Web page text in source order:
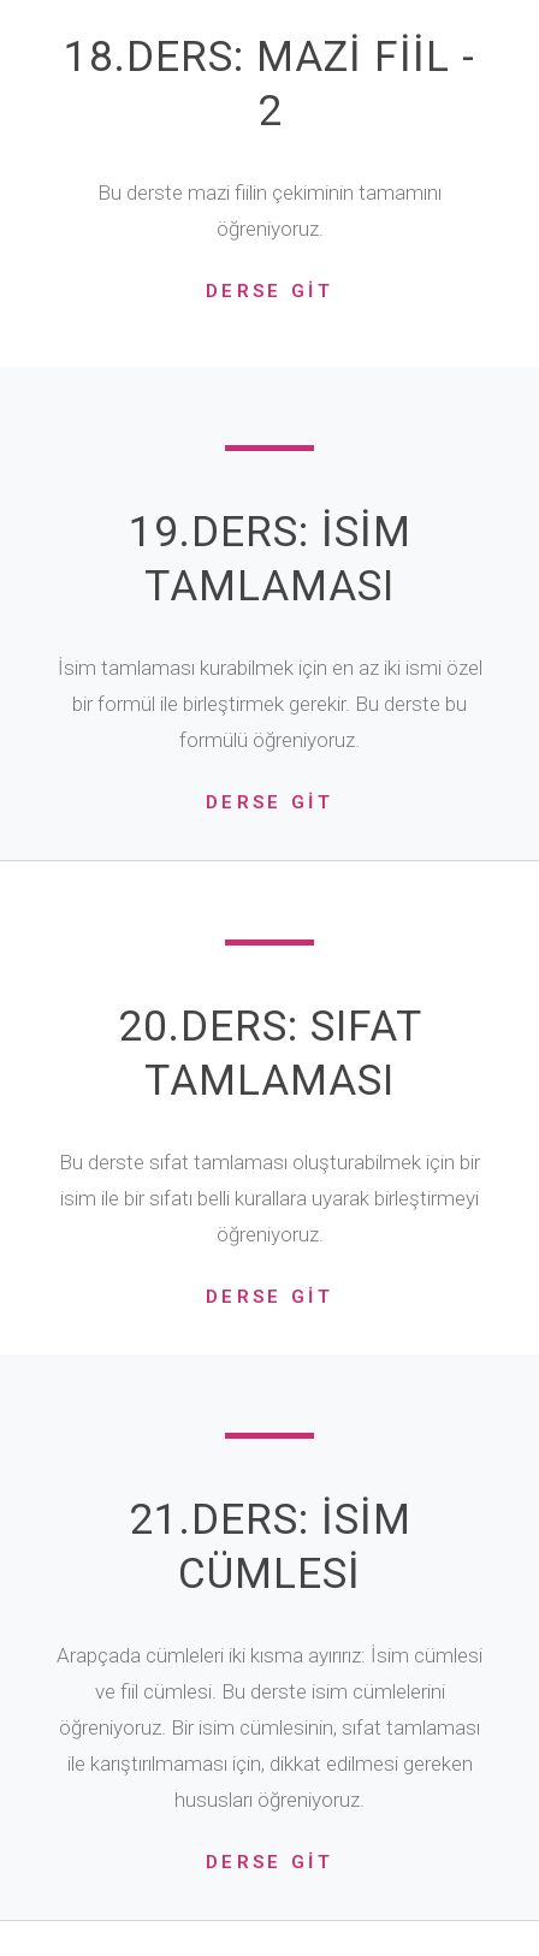
18.DERS: MAZİ FİİL -
2
Bu derste mazi fiilin çekiminin tamamını
öğreniyoruz.
DERSE GİT
19.DERS: İSİM
TAMLAMASI
İsim tamlaması kurabilmek için en az iki ismi özel
bir formül ile birleştirmek gerekir. Bu derste bu
formülü öğreniyoruz.
DERSE GİT
20.DERS: SIFAT
TAMLAMASI
Bu derste sıfat tamlaması oluşturabilmek için bir
isim ile bir sıfatı belli kurallara uyarak birleştirmeyi
öğreniyoruz.
DERSE GİT
21.DERS: İSİM
CÜMLESİ
Arapçada cümleleri iki kısma ayırırız: İsim cümlesi
ve fiil cümlesi. Bu derste isim cümlelerini
öğreniyoruz. Bir isim cümlesinin, sıfat tamlaması
ile karıştırılmaması için, dikkat edilmesi gereken
hususları öğreniyoruz.
DERSE GİT